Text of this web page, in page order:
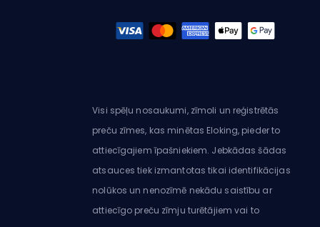
Visi spēļu nosaukumi, zīmoli un reģistrētās
preču zīmes, kas minētas Eloking, pieder to
attiecīgajiem īpašniekiem. Jebkādas šādas
atsauces tiek izmantotas tikai identifikācijas
nolūkos un nenozīmē nekādu saistību ar
attiecīgo preču zīmju turētājiem vai to